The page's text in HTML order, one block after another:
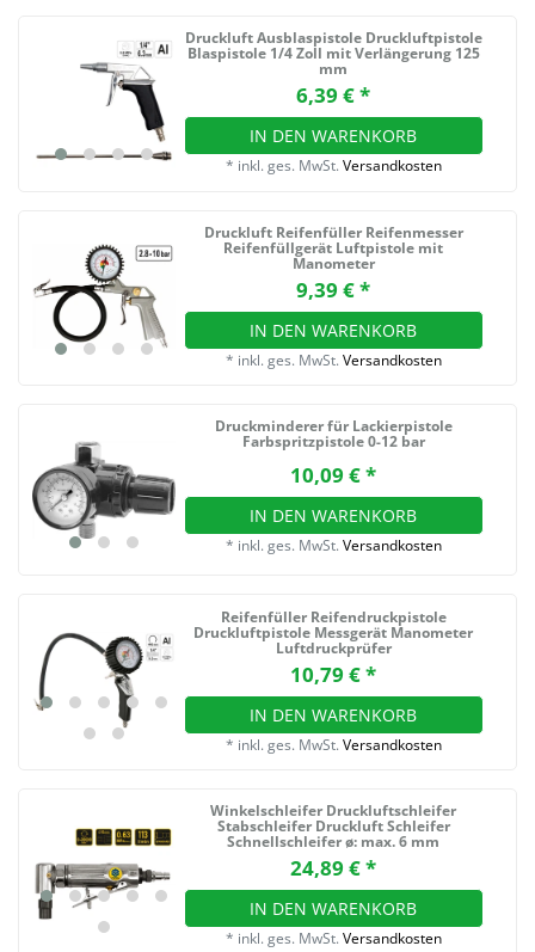
Druckluft Ausblaspistole Druckluftpistole
Blaspistole 1/4 Zoll mit Verlängerung 125
mm
6,39 € *
IN DEN WARENKORB
* inkl. ges. MwSt. Versandkosten
Druckluft Reifenfüller Reifenmesser
Reifenfüllgerät Luftpistole mit
Manometer
9,39 € *
IN DEN WARENKORB
* inkl. ges. MwSt. Versandkosten
Druckminderer für Lackierpistole
Farbspritzpistole 0-12 bar
10,09 € *
IN DEN WARENKORB
* inkl. ges. MwSt. Versandkosten
Reifenfüller Reifendruckpistole
Druckluftpistole Messgerät Manometer
Luftdruckprüfer
10,79 € *
IN DEN WARENKORB
* inkl. ges. MwSt. Versandkosten
Winkelschleifer Druckluftschleifer
Stabschleifer Druckluft Schleifer
Schnellschleifer ø: max. 6 mm
24,89 € *
IN DEN WARENKORB
* inkl. ges. MwSt. Versandkosten